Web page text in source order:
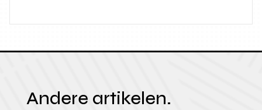
Andere artikelen.